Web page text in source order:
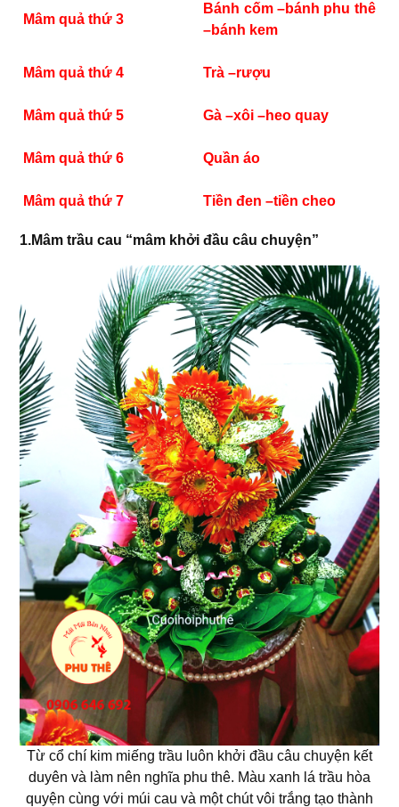
Mâm quả thứ 3
Bánh cốm –bánh phu thê
–bánh kem
Mâm quả thứ 4 Trà –rượu
Mâm quả thứ 5 Gà –xôi –heo quay
Mâm quả thứ 6 Quần áo
Mâm quả thứ 7 Tiền đen –tiền cheo
1.Mâm trầu cau “mâm khởi đầu câu chuyện”
Từ cổ chí kim miếng trầu luôn khởi đầu câu chuyện kết
duyên và làm nên nghĩa phu thê. Màu xanh lá trầu hòa
quyện cùng với múi cau và một chút vôi trắng tạo thành